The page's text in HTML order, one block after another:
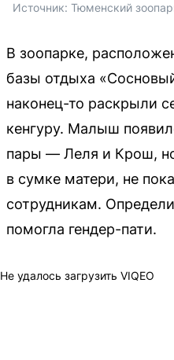
Источник: Тюменский
В зоопарке,
базы отдыха
наконец-то раскрыли
кенгуру. Малыш
пары — Леля и Крош,
в сумке матери, не
сотрудникам.
помогла гендер-пати.
Не удалось загрузить VIQEO